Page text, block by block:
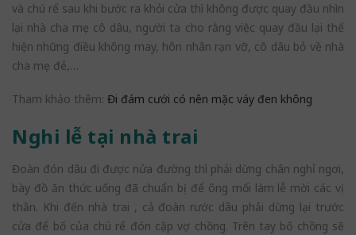
và chú rể sau khi bước ra khỏi cửa thì không được quay đầu nhìn
lại nhà cha mẹ cô dâu, người ta cho rằng việc quay đầu lại thể
hiện những điều không may, hôn nhân rạn vỡ, cô dâu bỏ về nhà
cha mẹ đẻ,…
Tham khảo thêm: Đi đám cưới có nên mặc váy đen không
Nghi lễ tại nhà trai
Đoàn đón dâu đi được nửa đường thì phải dừng chân nghỉ ngơi,
bày đồ ăn thức uống đã chuẩn bị để ông mối làm lễ mời các vị
thần. Khi đến nhà trai , cả đoàn rước dâu phải dừng lại trước
cửa để bố của chú rể đón cặp vợ chồng. Trên tay bố chồng sẽ